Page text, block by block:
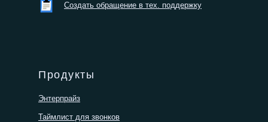
Создать обращение в тех. поддержку
Таймлист для звонков
Энтерпрайз
Продукты